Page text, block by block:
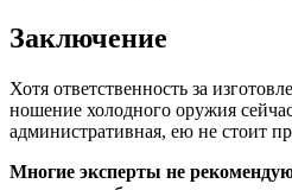
Заключение
Хотя ответственность за
ношение холодного оружия
административная, ею не стоит
Многие эксперты не